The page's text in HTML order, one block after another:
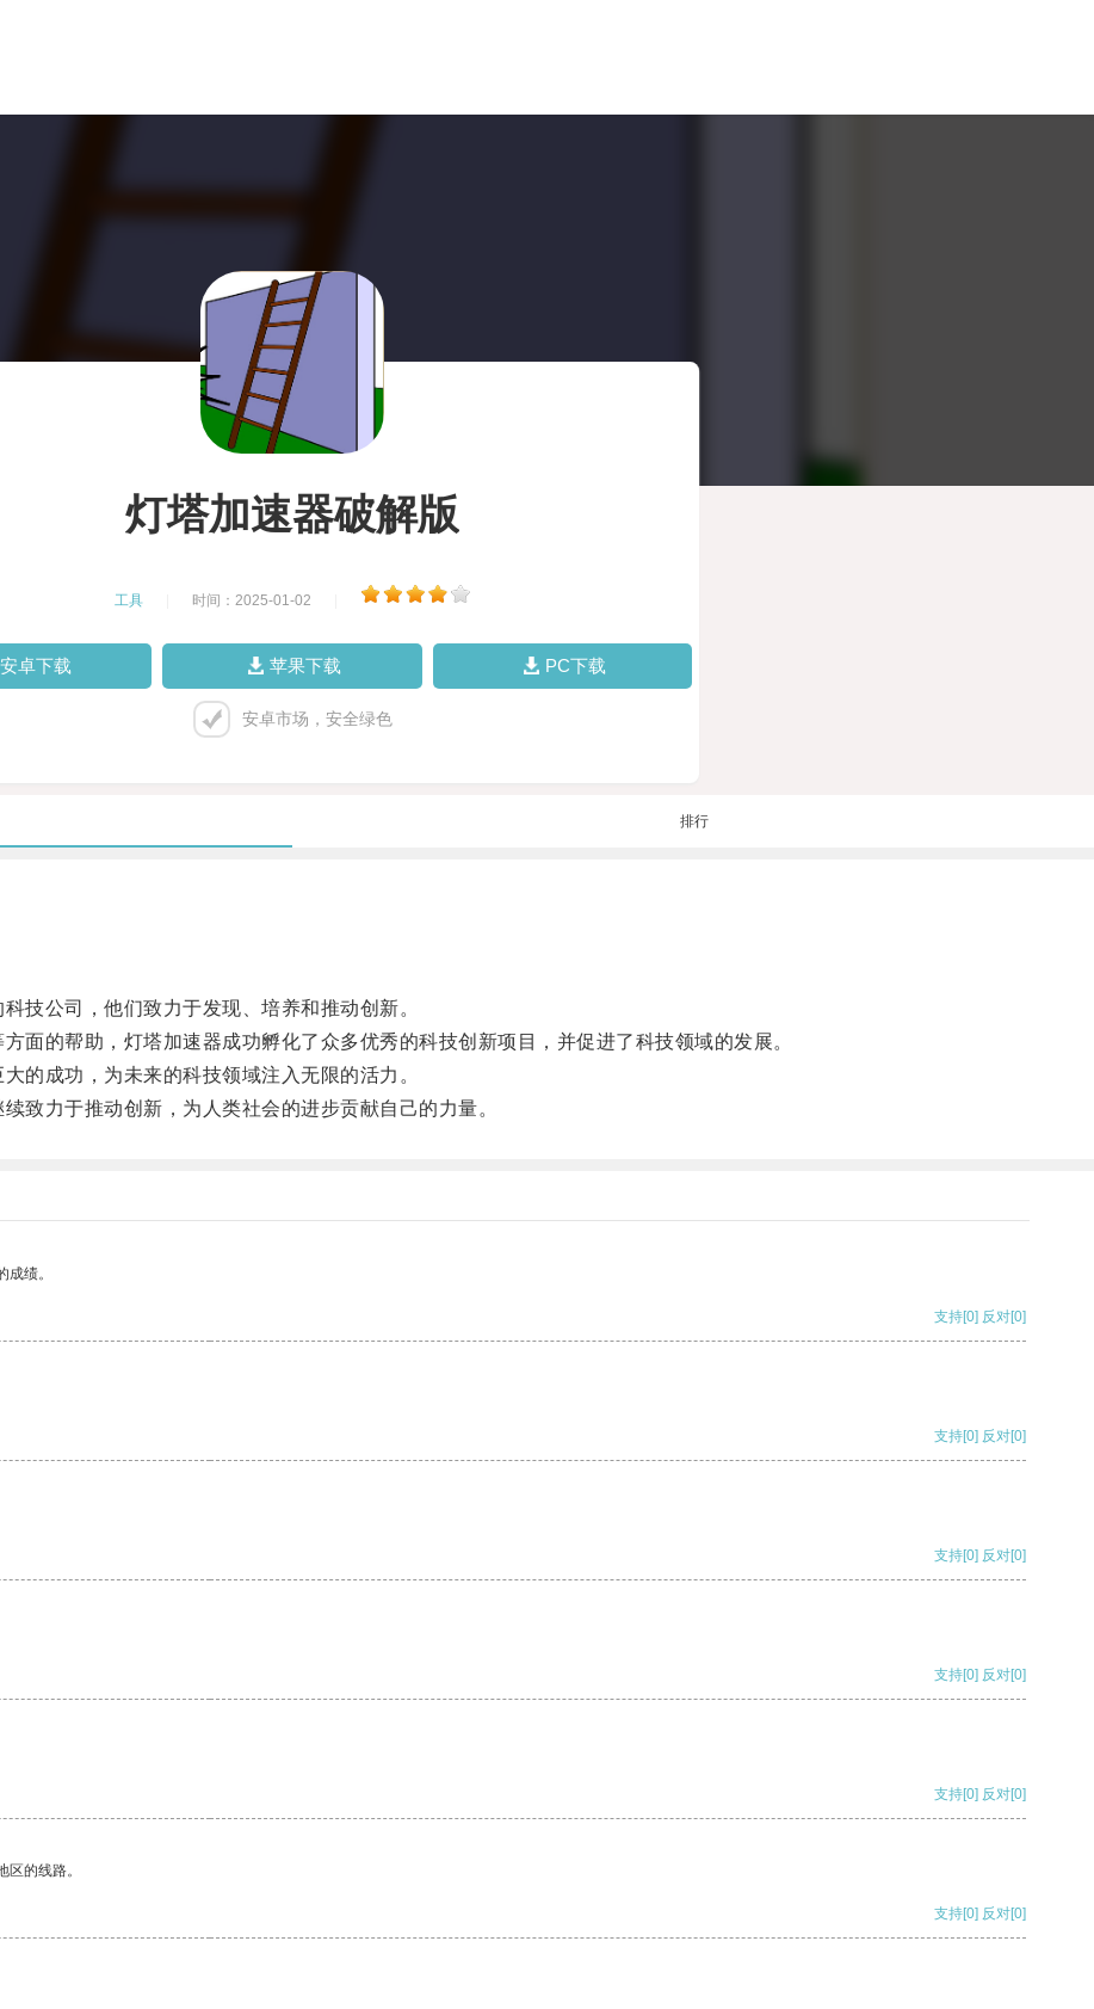
灯塔加速器破解版
工具 时间：2025-01-02
安卓下载 苹果下载 PC下载
安卓市场，安全绿色
排行
公司，他们致力于发现、培养和推动创新。
的帮助，灯塔加速器成功孵化了众多优秀的科技创新项目，并促进了科技领域的发展。
成功，为未来的科技领域注入无限的活力。
力于推动创新，为人类社会的进步贡献自己的力量。
绩。
支持[0] 反对[0]
支持[0] 反对[0]
支持[0] 反对[0]
支持[0] 反对[0]
支持[0] 反对[0]
的线路。
支持[0] 反对[0]